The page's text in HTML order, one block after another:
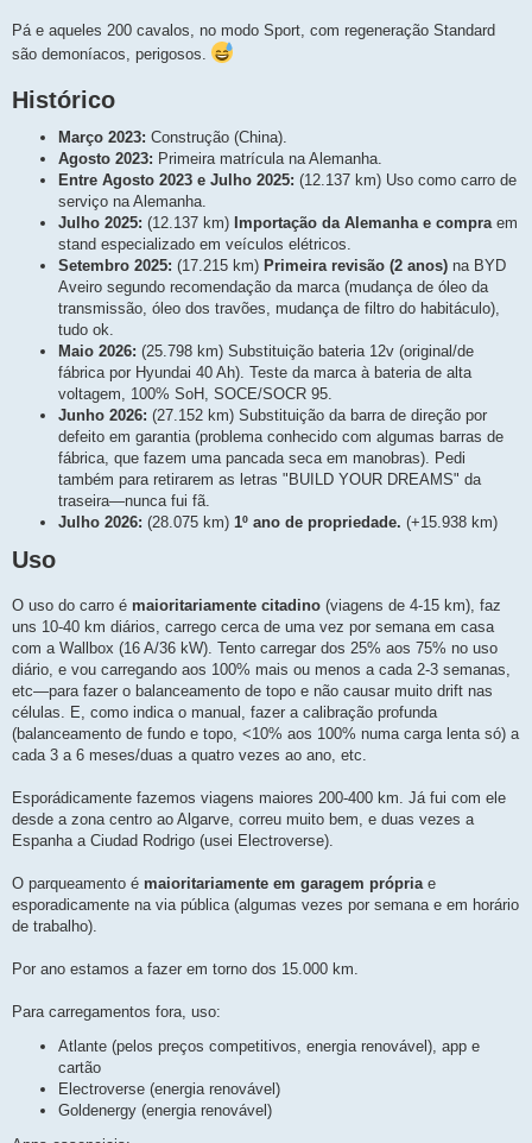
Pá e aqueles 200 cavalos, no modo Sport, com regeneração Standard
são demoníacos, perigosos.
Histórico
Março 2023: Construção (China).
Agosto 2023: Primeira matrícula na Alemanha.
Entre Agosto 2023 e Julho 2025: (12.137 km) Uso como carro de
serviço na Alemanha.
Julho 2025: (12.137 km) Importação da Alemanha e compra em
stand especializado em veículos elétricos.
Setembro 2025: (17.215 km) Primeira revisão (2 anos) na BYD
Aveiro segundo recomendação da marca (mudança de óleo da
transmissão, óleo dos travões, mudança de filtro do habitáculo),
tudo ok.
Maio 2026: (25.798 km) Substituição bateria 12v (original/de
fábrica por Hyundai 40 Ah). Teste da marca à bateria de alta
voltagem, 100% SoH, SOCE/SOCR 95.
Junho 2026: (27.152 km) Substituição da barra de direção por
defeito em garantia (problema conhecido com algumas barras de
fábrica, que fazem uma pancada seca em manobras). Pedi
também para retirarem as letras "BUILD YOUR DREAMS" da
traseira—nunca fui fã.
Julho 2026: (28.075 km) 1º ano de propriedade. (+15.938 km)
Uso
O uso do carro é maioritariamente citadino (viagens de 4-15 km), faz
uns 10-40 km diários, carrego cerca de uma vez por semana em casa
com a Wallbox (16 A/36 kW). Tento carregar dos 25% aos 75% no uso
diário, e vou carregando aos 100% mais ou menos a cada 2-3 semanas,
etc—para fazer o balanceamento de topo e não causar muito drift nas
células. E, como indica o manual, fazer a calibração profunda
(balanceamento de fundo e topo, <10% aos 100% numa carga lenta só) a
cada 3 a 6 meses/duas a quatro vezes ao ano, etc.
Esporádicamente fazemos viagens maiores 200-400 km. Já fui com ele
desde a zona centro ao Algarve, correu muito bem, e duas vezes a
Espanha a Ciudad Rodrigo (usei Electroverse).
O parqueamento é maioritariamente em garagem própriae
esporadicamente na via pública (algumas vezes por semana e em horário
de trabalho).
Por ano estamos a fazer em torno dos 15.000 km.
Para carregamentos fora, uso:
Atlante (pelos preços competitivos, energia renovável), app e
cartão
Electroverse (energia renovável)
Goldenergy (energia renovável)